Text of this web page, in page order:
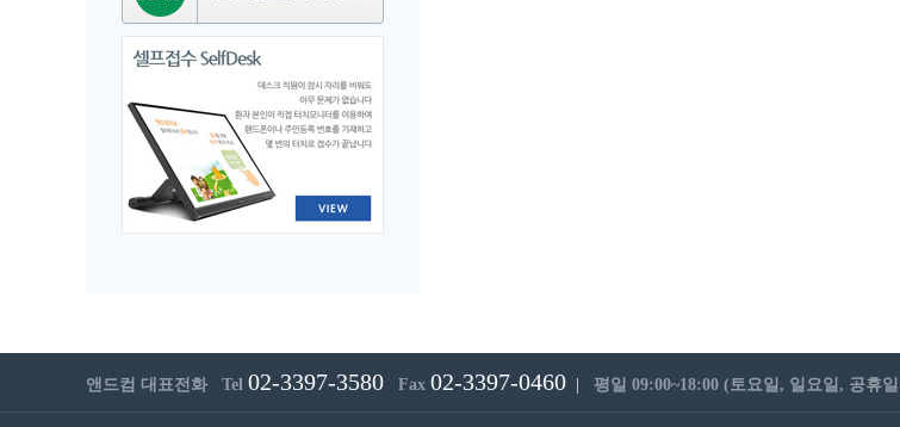
앤드컴 대표전화 Tel 02-3397-3580 Fax 02-3397-0460 평일 09:00~18:00 (토요일, 일요일, 공